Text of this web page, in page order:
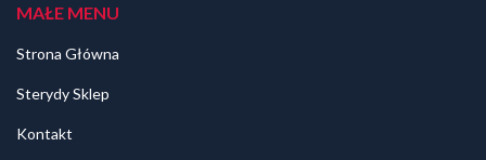
MAŁE MENU
Strona Główna
Sterydy Sklep
Kontakt